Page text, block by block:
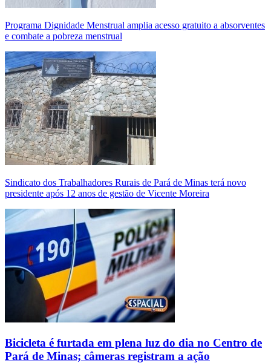
Programa Dignidade Menstrual amplia acesso gratuito a absorventes
e combate a pobreza menstrual
Sindicato dos Trabalhadores Rurais de Pará de Minas terá novo
presidente após 12 anos de gestão de Vicente Moreira
Bicicleta é furtada em plena luz do dia no Centro de
Pará de Minas; câmeras registram a ação